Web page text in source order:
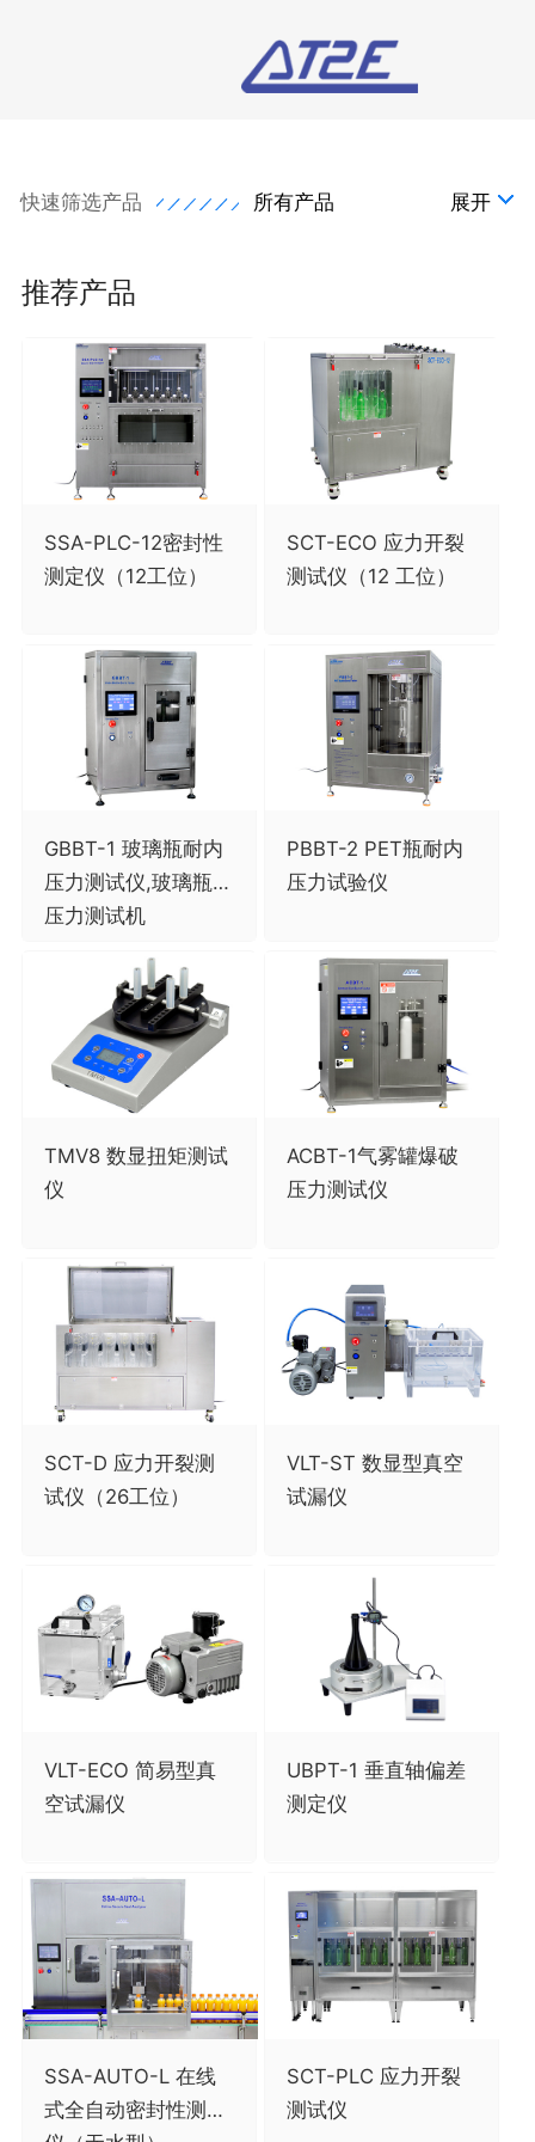
快速筛选产品 所有产品 展开
推荐产品
SSA-PLC-12密封性
测定仪（12工位）
SCT-ECO 应力开裂
测试仪（12 工位）
GBBT-1 玻璃瓶耐内
压力测试仪,玻璃瓶内
压力测试机
PBBT-2 PET瓶耐内
压力试验仪
TMV8 数显扭矩测试
仪
ACBT-1气雾罐爆破
压力测试仪
SCT-D 应力开裂测
试仪（26工位）
VLT-ST 数显型真空
试漏仪
VLT-ECO 简易型真
空试漏仪
UBPT-1 垂直轴偏差
测定仪
SSA-AUTO-L 在线
式全自动密封性测定
SCT-PLC 应力开裂
测试仪